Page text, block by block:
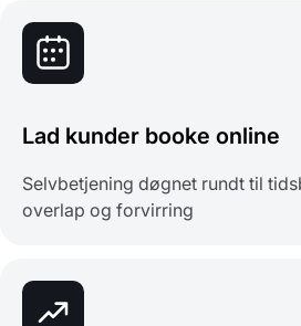
Lad kunder booke online
Selvbetjening døgnet rundt til
overlap og forvirring